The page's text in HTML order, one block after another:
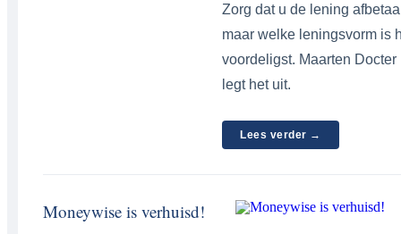
Zorg dat u de lening
maar welke leningsvorm is
voordeligst. Maarten Docter
legt het uit.
Lees verder →
Moneywise is verhuisd!